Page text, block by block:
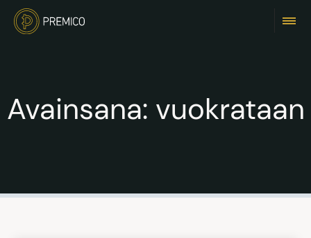
Avainsana: vuokrataan